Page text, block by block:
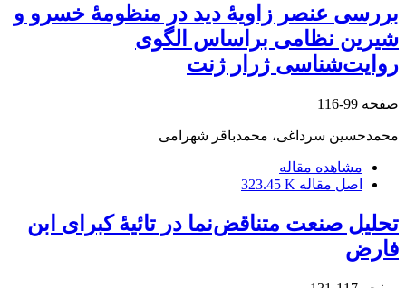
بررسی عنصر زاویۀ دید در منظومۀ خسرو و
شیرین نظامی براساس الگوی
روایت‌شناسی ژرار ژنت
صفحه 99-116
محمدحسین سرداغی، محمدباقر شهرامی
مشاهده مقاله
اصل مقاله 323.45 K
تحلیل صنعت متناقض‌‌نما در تائیۀ کبرای ابن
فارض